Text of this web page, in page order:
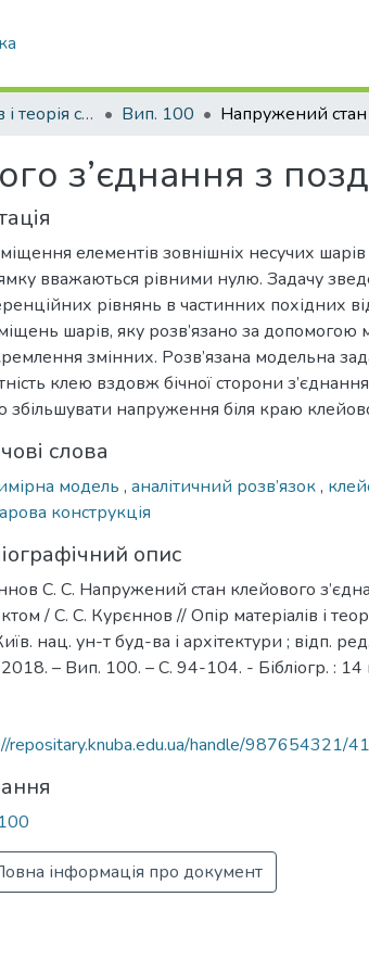
Опір матеріалів і теорія споруд Вип. 100
з’єднання з
елементів зовнішніх несучих
вважаються рівними нулю. Задачу
рівнянь в частинних похідних
шарів, яку розв’язано за допомогою
змінних. Розв’язана модельна
клею вздовж бічної сторони
збільшувати напруження біля краю
слова
модель , аналітичний розв’язок,
конструкція
опис
С. С. Напружений стан клейового
/ С. С. Курєннов // Опір матеріалів і
нац. ун-т буд-ва і архітектури ; відп.
– Вип. 100. – С. 94-104. - Бібліогр. : 14
repositary.knuba.edu.ua/handle/987654321/
інформація про документ